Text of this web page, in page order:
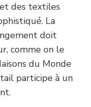
des textiles
La
doit
comme on le
du Monde
participe à un